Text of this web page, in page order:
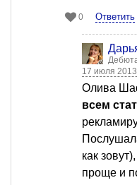
0 Ответить
17 июля
Олива
всем
как
проще и